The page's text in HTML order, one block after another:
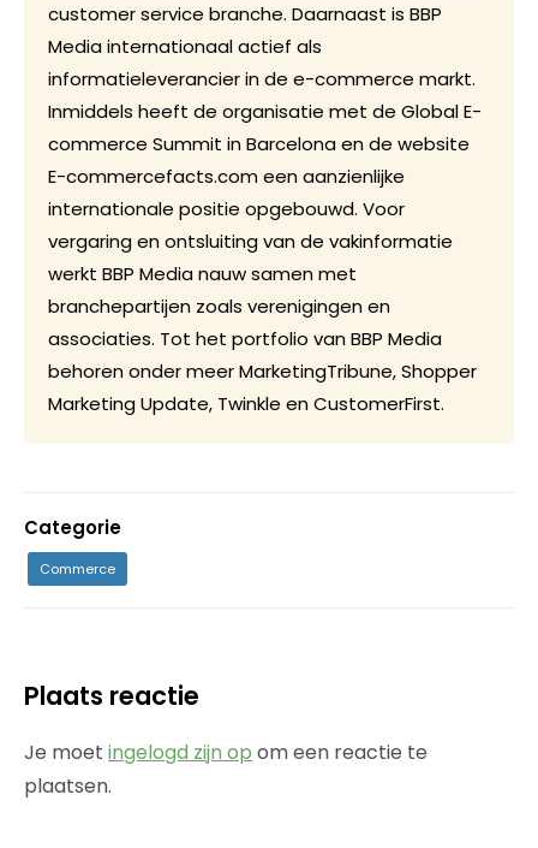
customer service branche. Daarnaast is BBP
Media internationaal actief als
informatieleverancier in de e-commerce markt.
Inmiddels heeft de organisatie met de Global E-
commerce Summit in Barcelona en de website
E-commercefacts.com een aanzienlijke
internationale positie opgebouwd. Voor
vergaring en ontsluiting van de vakinformatie
werkt BBP Media nauw samen met
branchepartijen zoals verenigingen en
associaties. Tot het portfolio van BBP Media
behoren onder meer MarketingTribune, Shopper
Marketing Update, Twinkle en CustomerFirst.
Categorie
Commerce
Plaats reactie
Je moet ingelogd zijn op om een reactie te
plaatsen.